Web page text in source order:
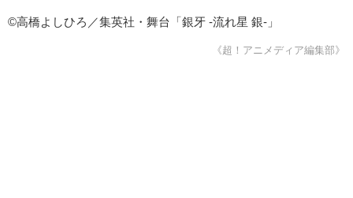
©高橋よしひろ／集英社・舞台「銀牙 -流れ星 銀-」
《超！アニメディア編集部》